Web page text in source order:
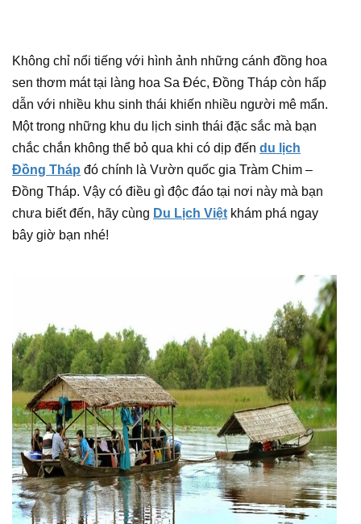
Không chỉ nổi tiếng với hình ảnh những cánh đồng hoa
sen thơm mát tại làng hoa Sa Đéc, Đồng Tháp còn hấp
dẫn với nhiều khu sinh thái khiến nhiều người mê mẩn.
Một trong những khu du lịch sinh thái đặc sắc mà bạn
chắc chắn không thể bỏ qua khi có dịp đến du lịch
Đồng Tháp đó chính là Vườn quốc gia Tràm Chim –
Đồng Tháp. Vậy có điều gì độc đáo tại nơi này mà bạn
chưa biết đến, hãy cùng Du Lịch Việt khám phá ngay
bây giờ bạn nhé!